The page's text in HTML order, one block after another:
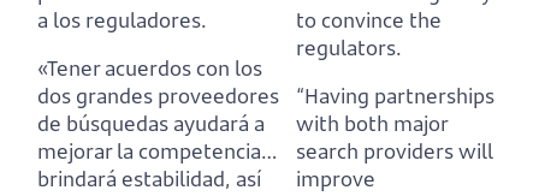
a los reguladores.
«Tener acuerdos con los
dos grandes proveedores
de búsquedas ayudará a
mejorar la competencia…
brindará estabilidad, así
to convince the
regulators.
“Having partnerships
with both major
search providers will
improve